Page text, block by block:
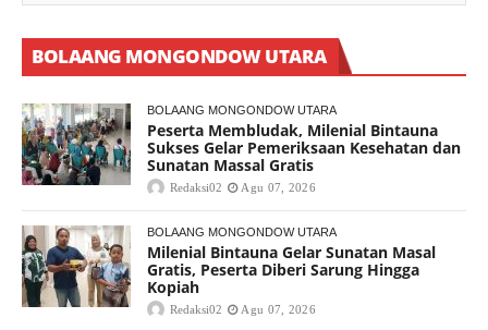
BOLAANG MONGONDOW UTARA
BOLAANG MONGONDOW UTARA
Peserta Membludak, Milenial Bintauna
Sukses Gelar Pemeriksaan Kesehatan dan
Sunatan Massal Gratis
Redaksi02 Agu 07, 2026
BOLAANG MONGONDOW UTARA
Milenial Bintauna Gelar Sunatan Masal
Gratis, Peserta Diberi Sarung Hingga
Kopiah
Redaksi02 Agu 07, 2026